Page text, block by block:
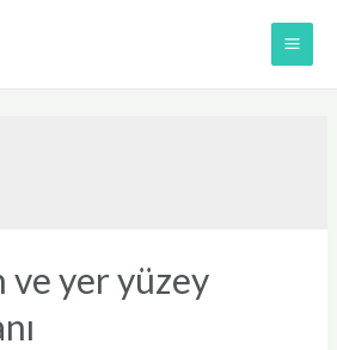
yer yüzey